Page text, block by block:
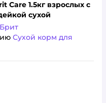
Care 1.5кг взрослых с
сухой
Брит
Сухой корм для